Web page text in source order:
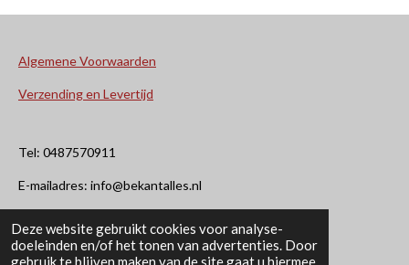
Deze website gebruikt cookies voor analyse-
doeleinden en/of het tonen van advertenties. Door
gebruik te blijven maken van de site gaat u hiermee
Algemene Voorwaarden
Verzending en Levertijd
Tel: 0487570911
E-mailadres: info@bekantalles.nl
Rooysestraat 4